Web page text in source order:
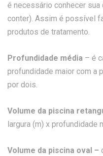
é necessário conhecer sua
conter). Assim é possível
produtos de tratamento.
Profundidade média – é
profundidade maior com a
por dois.
Volume da piscina
largura (m) x profundidade
Volume da piscina oval –